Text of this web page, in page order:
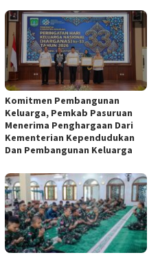
Komitmen Pembangunan
Keluarga, Pemkab Pasuruan
Menerima Penghargaan Dari
Kementerian Kependudukan
Dan Pembangunan Keluarga